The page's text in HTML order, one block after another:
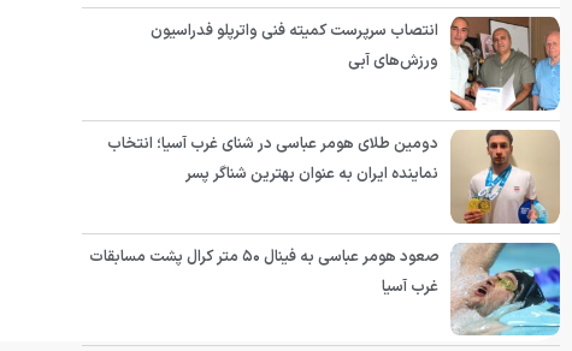
انتصاب سرپرست کمیته فنی واترپلو فدراسیون
ورزش‌های آبی
دومین طلای هومر عباسی در شنای غرب آسیا؛ انتخاب
نماینده ایران به عنوان بهترین شناگر پسر
صعود هومر عباسی به فینال ۵۰ متر کرال پشت مسابقات
غرب آسیا